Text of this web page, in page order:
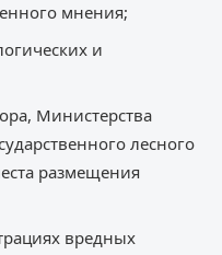
мнения;
и
Министерства
лесного
размещения
вредных